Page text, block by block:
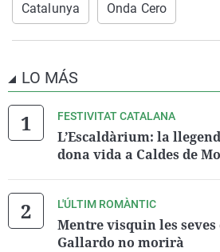
Catalunya Onda Cero
LO MÁS
FESTIVITAT CATALANA
L’Escaldàrium: la
dona vida a Caldes de
L'ÚLTIM ROMÀNTIC
Mentre visquin les
Gallardo no morirà